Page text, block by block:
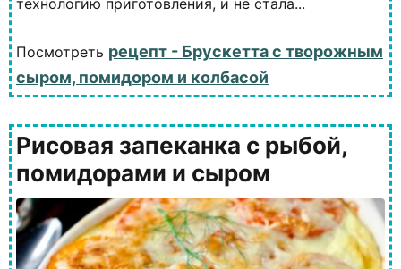
технологию приготовления, и не стала...
Посмотреть рецепт - Брускетта с творожным
сыром, помидором и колбасой
Рисовая запеканка с рыбой,
помидорами и сыром